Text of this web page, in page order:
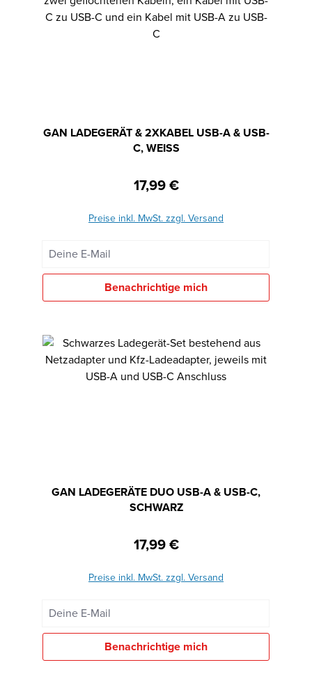
GAN LADEGERÄT & 2XKABEL USB-A & USB-
C, WEISS
Regulärer Preis:
17,99 €
Preise inkl. MwSt. zzgl. Versand
Deine E-Mail
Benachrichtige mich
GAN LADEGERÄTE DUO USB-A & USB-C,
SCHWARZ
Regulärer Preis:
17,99 €
Preise inkl. MwSt. zzgl. Versand
Deine E-Mail
Benachrichtige mich